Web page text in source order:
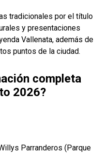
tradicionales por el título
y presentaciones
Vallenata, además de
puntos de la ciudad.
completa
2026?
Parranderos (Parque